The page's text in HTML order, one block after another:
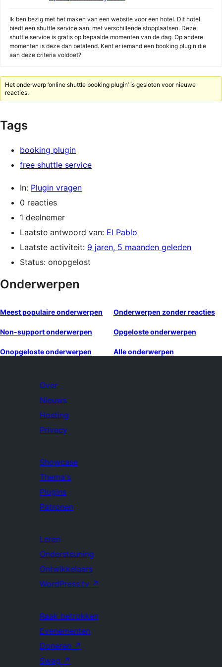
Ik ben bezig met het maken van een website voor een hotel. Dit hotel
biedt een shuttle service aan, met verschillende stopplaatsen. Deze
shuttle service is gratis op bepaalde momenten van de dag. Op andere
momenten is deze dan betalend. Kent er iemand een booking plugin die
aan deze criteria voldoet?
Het onderwerp ‘online shuttle booking plugin’ is gesloten voor nieuwe
reacties.
Tags
booking plugin
free shuttle service
In: Plugin vragen
0 reacties
1 deelnemer
Laatste antwoord van: El Pablo
Laatste activiteit: 9 jaren, 5 maanden geleden
Status: onopgelost
Onderwerpen
Meest populaire onderwerpen Onderwerpen zonder reacties
Non-support onderwerpen Opgeloste onderwerpen
Onopgeloste onderwerpen Alle onderwerpen
Over
Nieuws
Hosting
Privacy
Showcase
Thema's
Plugins
Patronen
Leren
Ondersteuning
Ontwikkelaars
WordPress.tv ↗
Raak betrokken
Evenementen
Doneren ↗
Swag ↗